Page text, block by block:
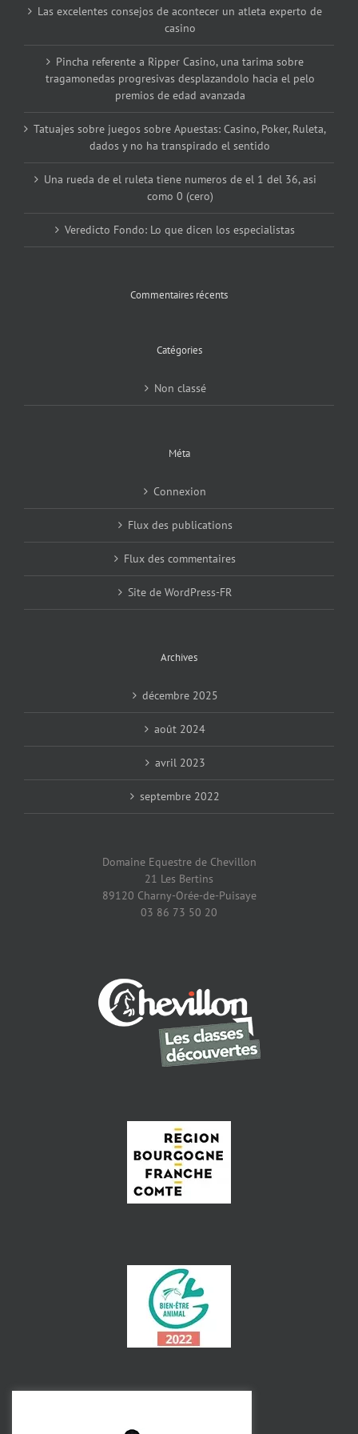
Las excelentes consejos de acontecer un atleta experto de
casino
Pincha referente a Ripper Casino, una tarima sobre
tragamonedas progresivas desplazandolo hacia el pelo
premios de edad avanzada
Tatuajes sobre juegos sobre Apuestas: Casino, Poker, Ruleta,
dados y no ha transpirado el sentido
Una rueda de el ruleta tiene numeros de el 1 del 36, asi
como 0 (cero)
Veredicto Fondo: Lo que dicen los especialistas
Commentaires récents
Catégories
Non classé
Méta
Connexion
Flux des publications
Flux des commentaires
Site de WordPress-FR
Archives
décembre 2025
août 2024
avril 2023
septembre 2022
Domaine Equestre de Chevillon
21 Les Bertins
89120 Charny-Orée-de-Puisaye
03 86 73 50 20